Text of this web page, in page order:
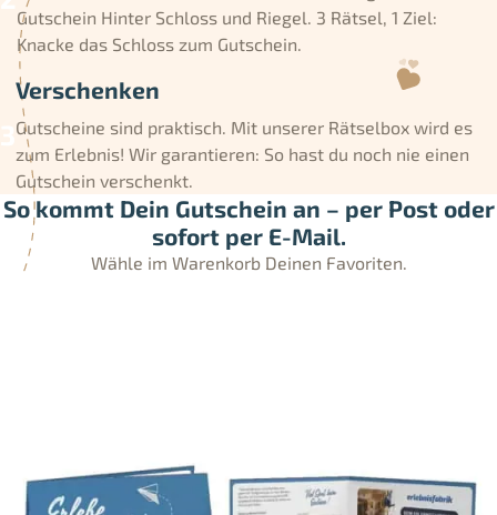
Gutschein Hinter Schloss und Riegel. 3 Rätsel, 1 Ziel:
Knacke das Schloss zum Gutschein.
Verschenken
Gutscheine sind praktisch. Mit unserer Rätselbox wird es
zum Erlebnis! Wir garantieren: So hast du noch nie einen
Gutschein verschenkt.
So kommt Dein Gutschein an – per Post oder
sofort per E-Mail.
Wähle im Warenkorb Deinen Favoriten.